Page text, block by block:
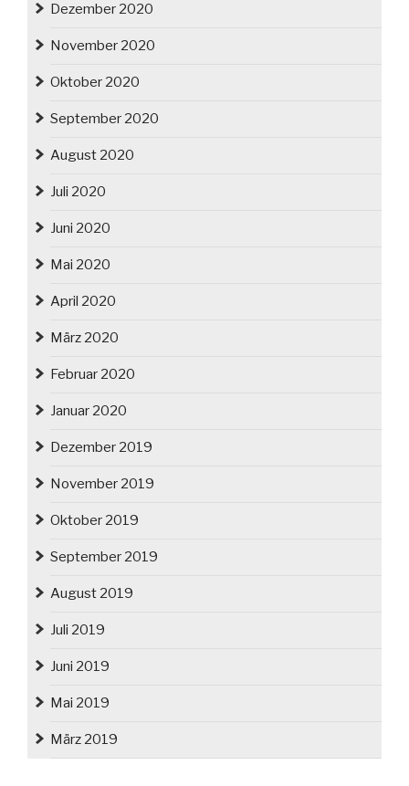
Dezember 2020
November 2020
Oktober 2020
September 2020
August 2020
Juli 2020
Juni 2020
Mai 2020
April 2020
März 2020
Februar 2020
Januar 2020
Dezember 2019
November 2019
Oktober 2019
September 2019
August 2019
Juli 2019
Juni 2019
Mai 2019
März 2019